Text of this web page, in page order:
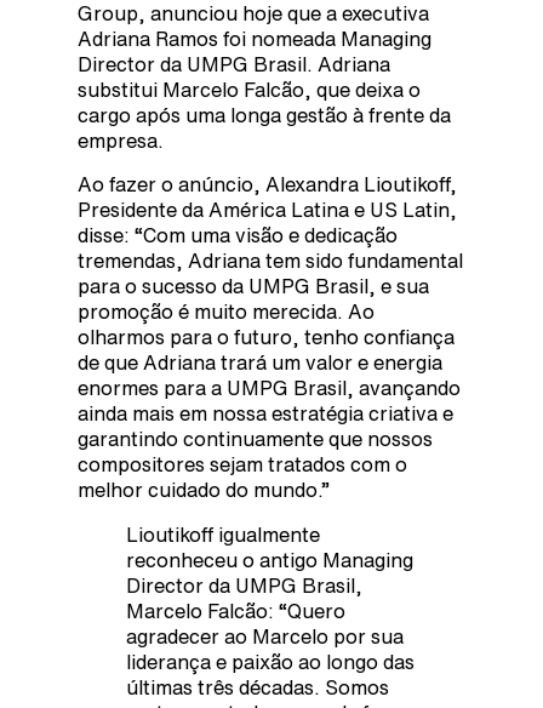
Group, anunciou hoje que a executiva
Adriana Ramos foi nomeada Managing
Director da UMPG Brasil. Adriana
substitui Marcelo Falcão, que deixa o
cargo após uma longa gestão à frente da
empresa.
Ao fazer o anúncio, Alexandra Lioutikoff,
Presidente da América Latina e US Latin,
disse: “Com uma visão e dedicação
tremendas, Adriana tem sido fundamental
para o sucesso da UMPG Brasil, e sua
promoção é muito merecida. Ao
olharmos para o futuro, tenho confiança
de que Adriana trará um valor e energia
enormes para a UMPG Brasil, avançando
ainda mais em nossa estratégia criativa e
garantindo continuamente que nossos
compositores sejam tratados com o
melhor cuidado do mundo.”
Lioutikoff igualmente
reconheceu o antigo Managing
Director da UMPG Brasil,
Marcelo Falcão: “Quero
agradecer ao Marcelo por sua
liderança e paixão ao longo das
últimas três décadas. Somos